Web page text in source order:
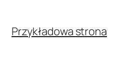
Przykładowa strona